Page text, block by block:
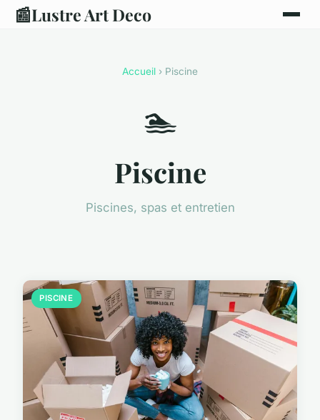
📰Lustre Art Deco
Accueil › Piscine
🏊
Piscine
Piscines, spas et entretien
PISCINE